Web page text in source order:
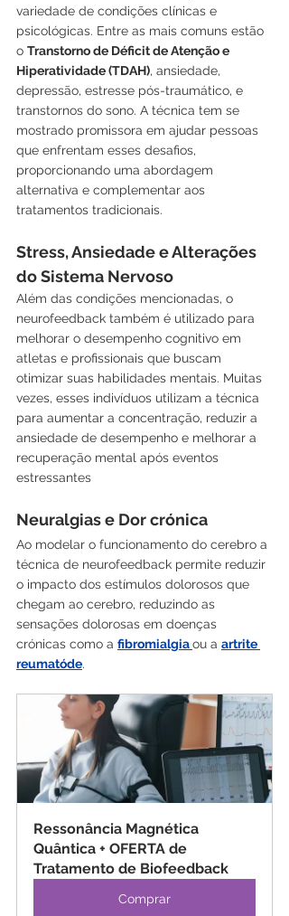
variedade de condições clínicas e
psicológicas. Entre as mais comuns estão
o Transtorno de Déficit de Atenção e
Hiperatividade (TDAH), ansiedade,
depressão, estresse pós-traumático, e
transtornos do sono. A técnica tem se
mostrado promissora em ajudar pessoas
que enfrentam esses desafios,
proporcionando uma abordagem
alternativa e complementar aos
tratamentos tradicionais.
Stress, Ansiedade e Alterações
do Sistema Nervoso
Além das condições mencionadas, o
neurofeedback também é utilizado para
melhorar o desempenho cognitivo em
atletas e profissionais que buscam
otimizar suas habilidades mentais. Muitas
vezes, esses indivíduos utilizam a técnica
para aumentar a concentração, reduzir a
ansiedade de desempenho e melhorar a
recuperação mental após eventos
estressantes
Neuralgias e Dor crónica
Ao modelar o funcionamento do cerebro a
técnica de neurofeedback permite reduzir
o impacto dos estímulos dolorosos que
chegam ao cerebro, reduzindo as
sensações dolorosas em doenças
crónicas como a fibromialgia ou a artrite
reumatóde.
Ressonância Magnética
Quântica + OFERTA de
Tratamento de Biofeedback
Comprar